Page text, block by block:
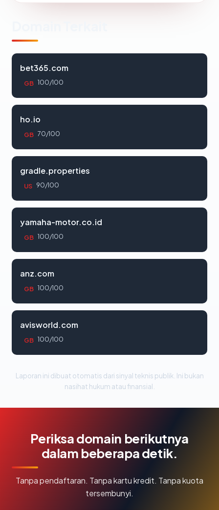
bet365.com
GB 100/100
ho.io
GB 70/100
gradle.properties
US 90/100
yamaha-motor.co.id
GB 100/100
anz.com
GB 100/100
avisworld.com
GB 100/100
Laporan ini dibuat otomatis dari sinyal teknis publik. Ini bukan
nasihat hukum atau finansial.
Periksa domain berikutnya
dalam beberapa detik.
Tanpa pendaftaran. Tanpa kartu kredit. Tanpa kuota
tersembunyi.